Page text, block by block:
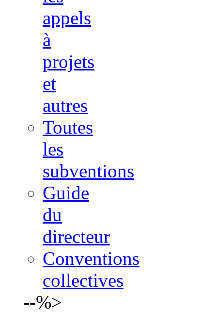
appels
à
projets
et
autres
Toutes
les
subventions
Guide
du
directeur
Conventions
collectives
--%>